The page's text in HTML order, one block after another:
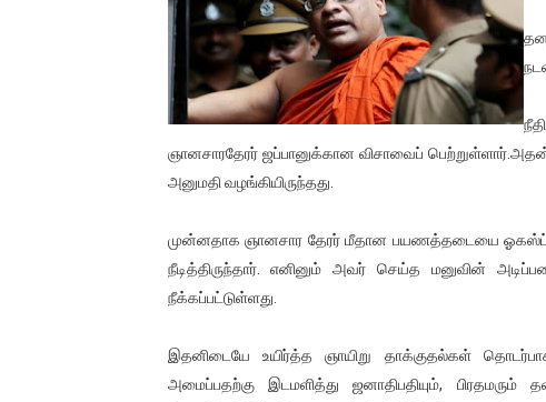
தடுப்பூசியை பெற்றுக் கொள்ளக்
சிறுமியை பாலியல் வன்கொடுமை
பிரபல நடிகை தூக்கிட்டு தற்கொலை!
வடிவேலுவுக்கு நீதிமன்றம் விதித்துள்ள
தியாகதீபம் லெப்.கேணல் திலீபன்,
ஐ.நா முன்றலில் சீரற்ற
ஜனாதிபதி ஐக்கிய நாடுகளின்
ஞானசாரதேரர் ஜப்பானுக்கான விசாவைப்
அனுமதி வழங்கியிருந்தது.
முன்னதாக ஞானசார தேரர் மீதான பயணத்தடையை ஓகஸ்ட்
நீடித்திருந்தார். எனினும் அவர் செய்த மனுவின்
நீக்கப்பட்டுள்ளது.
இதனிடையே உயிர்த்த ஞாயிறு தாக்குதல்கள்
அமைப்பதற்கு இடமளித்து ஜனாதிபதியும், பிரதமரும்